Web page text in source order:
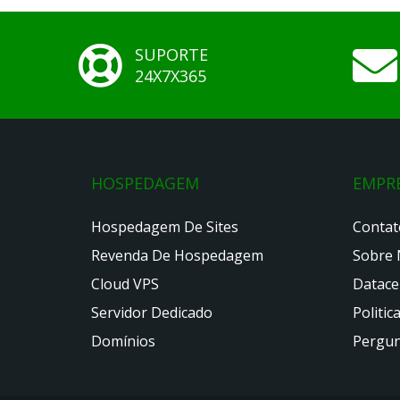
SUPORTE
24X7X365
HOSPEDAGEM
Hospedagem De Sites
Revenda De Hospedagem
Cloud VPS
Servidor Dedicado
Domínios
Sobre